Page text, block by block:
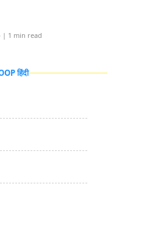
| 1 min read
हिंदी